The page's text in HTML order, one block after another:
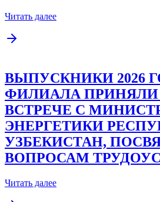
Читать далее
ВЫПУСКНИКИ 2026
ФИЛИАЛА ПРИНЯЛИ
ВСТРЕЧЕ С
ЭНЕРГЕТИКИ
УЗБЕКИСТАН,
ВОПРОСАМ
Читать далее